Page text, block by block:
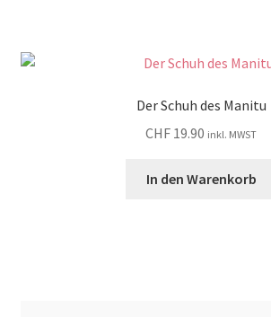
Der Schuh des Manitu
CHF 19.90 inkl. MWST
In den Warenkorb